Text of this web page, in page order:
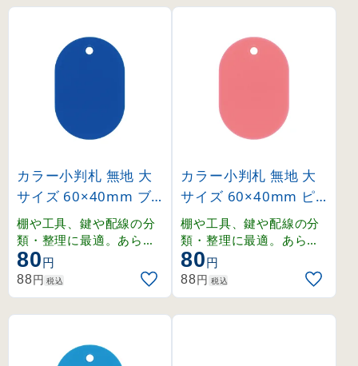
カラー小判札 無地 大
サイズ 60×40mm ブ
ルー (200025)
棚や工具、鍵や配線の分
類・整理に最適。あらゆ
る場面で活躍するスチロ
ール製の無地小判札。
80円
88円 税込
カラー小判札 無地 大
サイズ 60×40mm ピ
ンク (200026)
棚や工具、鍵や配線の分
類・整理に最適。あらゆ
る場面で活躍するスチロ
ール製の無地小判札。
80円
88円 税込